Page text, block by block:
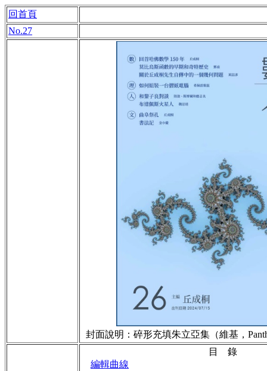
回首頁
No.27
封面說明：碎形充填朱立亞集（維基，
目 錄
編輯曲線